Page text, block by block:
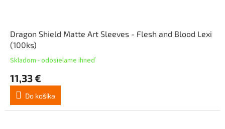
Dragon Shield Matte Art Sleeves - Flesh and Blood Lexi
(100ks)
Skladom - odosielame ihneď
11,33 €
Do košíka